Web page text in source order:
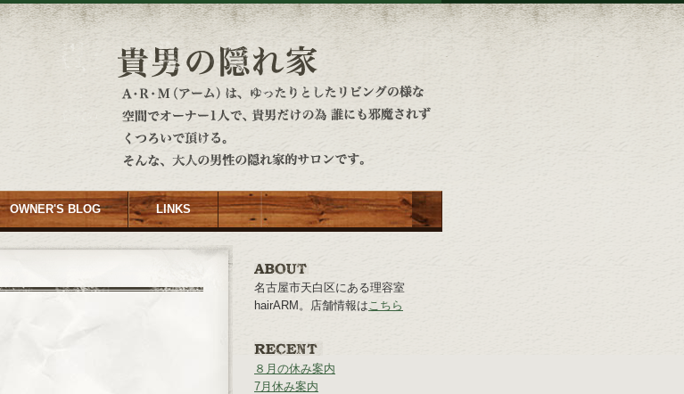
OWNER'S BLOG LINKS
名古屋市天白区にある理容室
hairARM。店舗情報はこちら
８月の休み案内
7月休み案内